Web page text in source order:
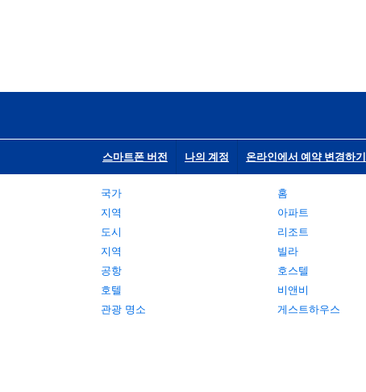
스마트폰 버전 나의 계정 온라인에서 예약 변경하기
국가
지역
도시
지역
공항
호텔
관광 명소
홈
아파트
리조트
빌라
호스텔
비앤비
게스트하우스